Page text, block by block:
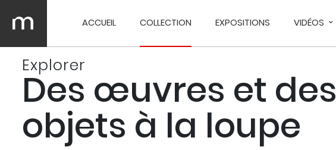
ACCUEIL COLLECTION EXPOSITIONS VIDÉOS
Explorer
Des œuvres et des
objets à la loupe